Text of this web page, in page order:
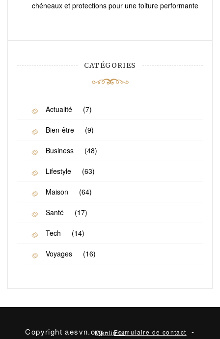
chéneaux et protections pour une toiture performante
CATÉGORIES
Actualité (7)
Bien-être (9)
Business (48)
Lifestyle (63)
Maison (64)
Santé (17)
Tech (14)
Voyages (16)
Copyright aesvn.org - Formulaire de contact -
Mentions